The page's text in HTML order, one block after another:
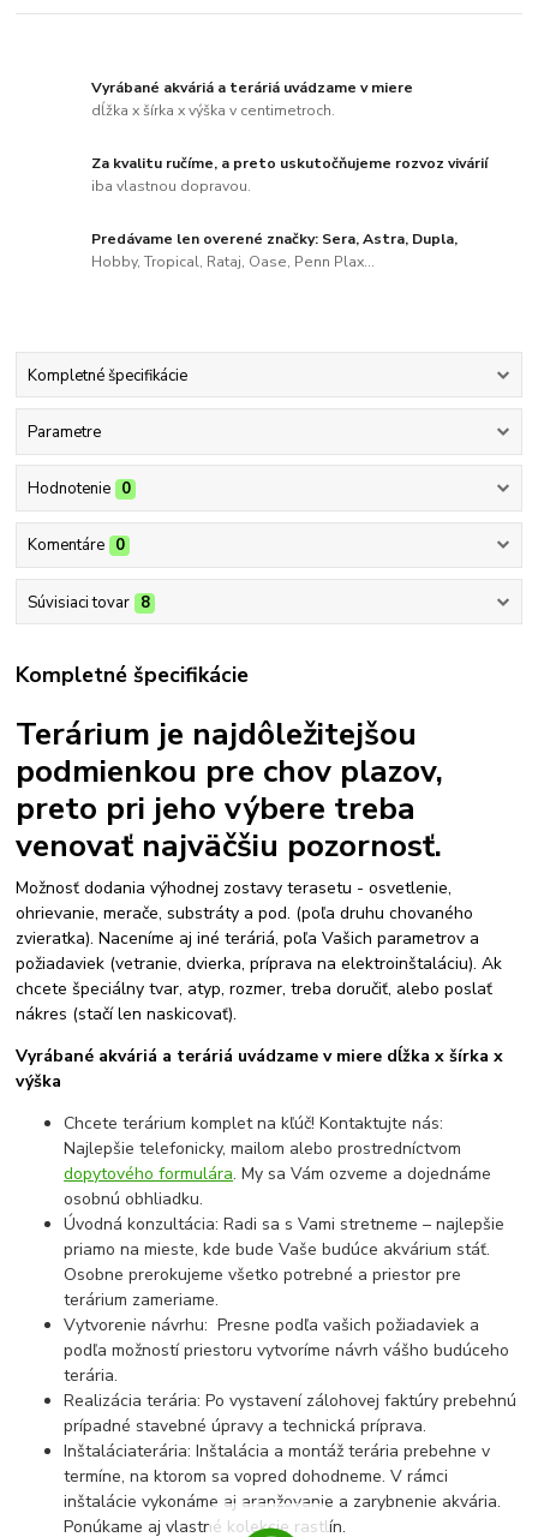
Vyrábané akváriá a teráriá uvádzame v miere
dĺžka x šírka x výška v centimetroch.
Za kvalitu ručíme, a preto uskutočňujeme rozvoz vivárií
iba vlastnou dopravou.
Predávame len overené značky: Sera, Astra, Dupla,
Hobby, Tropical, Rataj, Oase, Penn Plax...
Kompletné špecifikácie
Parametre
Hodnotenie 0
Komentáre 0
Súvisiaci tovar 8
Kompletné špecifikácie
Terárium je najdôležitejšou
podmienkou pre chov plazov,
preto pri jeho výbere treba
venovať najväčšiu pozornosť.
Možnosť dodania výhodnej zostavy terasetu - osvetlenie,
ohrievanie, merače, substráty a pod. (poľa druhu chovaného
zvieratka). Naceníme aj iné teráriá, poľa Vašich parametrov a
požiadaviek (vetranie, dvierka, príprava na elektroinštaláciu). Ak
chcete špeciálny tvar, atyp, rozmer, treba doručiť, alebo poslať
nákres (stačí len naskicovať).
Vyrábané akváriá a teráriá uvádzame v miere dĺžka x šírka x
výška
Chcete terárium komplet na kľúč! Kontaktujte nás:
Najlepšie telefonicky, mailom alebo prostredníctvom
dopytového formulára. My sa Vám ozveme a dojednáme
osobnú obhliadku.
Úvodná konzultácia: Radi sa s Vami stretneme – najlepšie
priamo na mieste, kde bude Vaše budúce akvárium stáť.
Osobne prerokujeme všetko potrebné a priestor pre
terárium zameriame.
Vytvorenie návrhu: Presne podľa vašich požiadaviek a
podľa možností priestoru vytvoríme návrh vášho budúceho
terária.
Realizácia terária: Po vystavení zálohovej faktúry prebehnú
prípadné stavebné úpravy a technická príprava.
Inštaláciaterária: Inštalácia a montáž terária prebehne v
termíne, na ktorom sa vopred dohodneme. V rámci
inštalácie vykonáme aj aranžovanie a zarybnenie akvária.
Ponúkame aj vlastné kolekcie rastlín.